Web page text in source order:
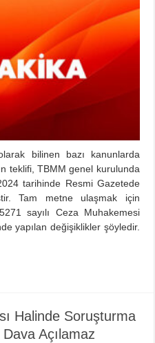
bilinen bazı kanunlarda
teklifi, TBMM genel kurulunda
tarihinde Resmi Gazetede
Tam metne ulaşmak için
sayılı Ceza Muhakemesi
yapılan değişiklikler şöyledir.
Halinde Soruşturma
Açılamaz